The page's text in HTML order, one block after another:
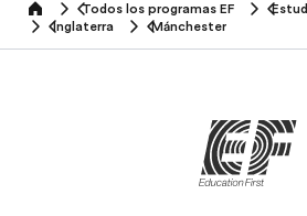
home Todos los programas EF
Inglaterra
Mánchester